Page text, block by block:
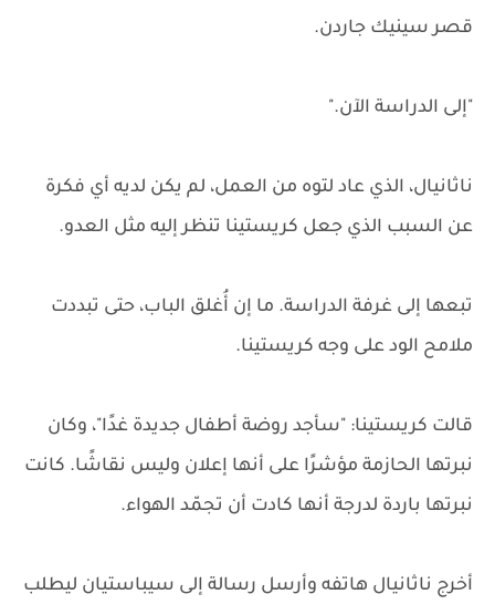
قصر سينيك جاردن.
"إلى الدراسة الآن."
ناثانيال، الذي عاد لتوه من العمل، لم يكن لديه أي فكرة
عن السبب الذي جعل كريستينا تنظر إليه مثل العدو.
تبعها إلى غرفة الدراسة. ما إن أُغلق الباب، حتى تبددت
ملامح الود على وجه كريستينا.
قالت كريستينا: "سأجد روضة أطفال جديدة غدًا"، وكان
نبرتها الحازمة مؤشرًا على أنها إعلان وليس نقاشًا. كانت
نبرتها باردة لدرجة أنها كادت أن تجمّد الهواء.
أخرج ناثانيال هاتفه وأرسل رسالة إلى سيباستيان ليطلب